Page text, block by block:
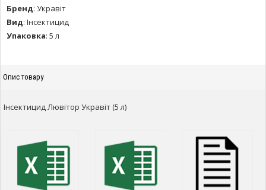
Бренд: Укравіт
Вид: Інсектицид
Упаковка: 5 л
Опис товару
Інсектицид Лювітор Укравіт (5 л)